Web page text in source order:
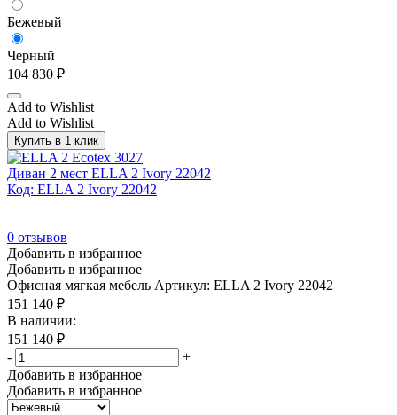
Бежевый
Черный
104 830 ₽
Add to Wishlist
Add to Wishlist
Купить в 1 клик
Диван 2 мест ELLA 2 Ivory 22042
Код: ELLA 2 Ivory 22042
0 отзывов
Добавить в избранное
Добавить в избранное
Офисная мягкая мебель Артикул: ELLA 2 Ivory 22042
151 140 ₽
В наличии:
151 140 ₽
-
+
Добавить в избранное
Добавить в избранное